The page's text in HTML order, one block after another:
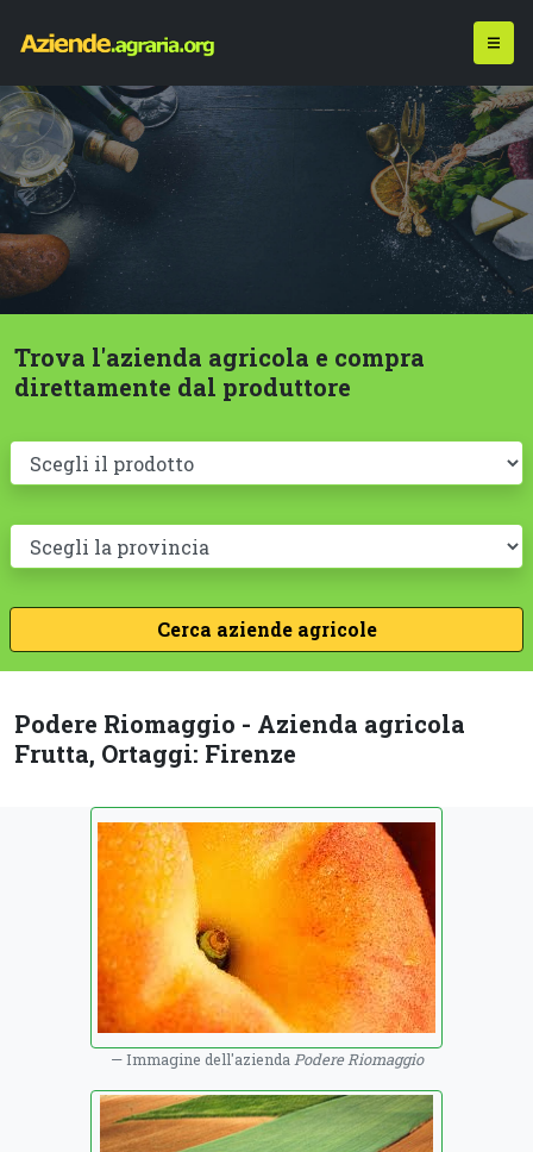
Trova l'azienda agricola e compra
direttamente dal produttore
Podere Riomaggio - Azienda agricola
Frutta, Ortaggi: Firenze
Immagine dell'azienda Podere Riomaggio